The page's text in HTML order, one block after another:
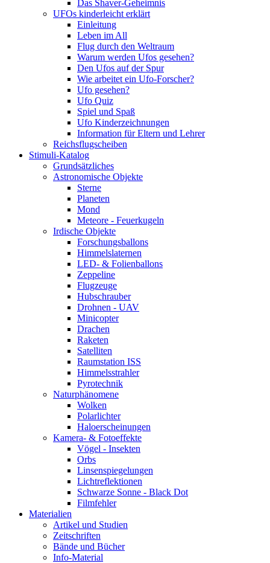
Das Shaver-Geheimnis
UFOs kinderleicht erklärt
Einleitung
Leben im All
Flug durch den Weltraum
Warum werden Ufos gesehen?
Den Ufos auf der Spur
Wie arbeitet ein Ufo-Forscher?
Ufo gesehen?
Ufo Quiz
Spiel und Spaß
Ufo Kinderzeichnungen
Information für Eltern und Lehrer
Reichsflugscheiben
Stimuli-Katalog
Grundsätzliches
Astronomische Objekte
Sterne
Planeten
Mond
Meteore - Feuerkugeln
Irdische Objekte
Forschungsballons
Himmelslaternen
LED- & Folienballons
Zeppeline
Flugzeuge
Hubschrauber
Drohnen - UAV
Minicopter
Drachen
Raketen
Satelliten
Raumstation ISS
Himmelsstrahler
Pyrotechnik
Naturphänomene
Wolken
Polarlichter
Haloerscheinungen
Kamera- & Fotoeffekte
Vögel - Insekten
Orbs
Linsenspiegelungen
Lichtreflektionen
Schwarze Sonne - Black Dot
Filmfehler
Materialien
Artikel und Studien
Zeitschriften
Bände und Bücher
Info-Material